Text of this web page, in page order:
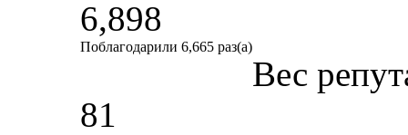
6,898
Поблагодарили 6,665 раз(а)
Вес
81